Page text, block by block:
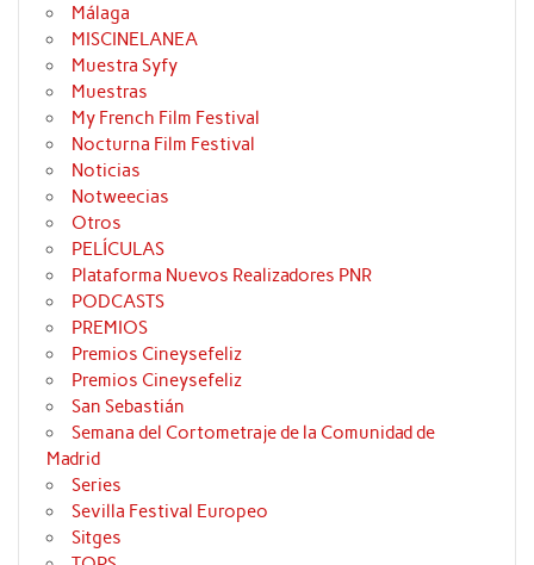
Málaga
MISCINELANEA
Muestra Syfy
Muestras
My French Film Festival
Nocturna Film Festival
Noticias
Notweecias
Otros
PELÍCULAS
Plataforma Nuevos Realizadores PNR
PODCASTS
PREMIOS
Premios Cineysefeliz
Premios Cineysefeliz
San Sebastián
Semana del Cortometraje de la Comunidad de
Madrid
Series
Sevilla Festival Europeo
Sitges